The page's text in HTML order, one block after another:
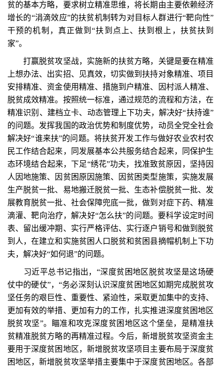
贫的基本方略，要求树立精准思维，将长期由主要依赖经济
增长的“涓滴效应”的扶贫机制转为对目标人群进行“靶向性”
干预的机制，真正做到“扶到点上、扶到根上，扶贫扶到
家”。
打赢脱贫攻坚战，实施新的扶贫方略，关键是要在精准
上想办法、出实招、见真效，切实做到扶持对象精准、项目
安排精准、资金使用精准、措施到户精准、因村派人精准、
脱贫成效精准。按照统一标准，通过规范的流程和方法，在
精准识别、建档立卡、动态管理上下功夫，解决好“扶持谁”
的问题。发挥我国的政治优势和制度优势，动员全党全社会
解决好“谁来扶”的问题。将扶贫开发工作与做好农业农村农
民工作结合起来，同发展基本公共服务结合起来，同保护生
态环境结合起来，下足“绣花”功夫，找准致贫原因，坚持因
人因地施策、因贫困原因施策、因贫困类型施策，实施发展
生产脱贫一批、易地搬迁脱贫一批、生态补偿脱贫一批、发
展教育脱贫一批、社会保障兜底一批，做到对症下药、精准
滴灌、靶向治疗，解决好“怎么扶”的问题。要科学设定时间
表、留出缓冲期、实行严格评估、实行逐户销号和做到脱贫
到人，在建立和实施贫困人口脱贫和贫困县摘帽机制上下功
夫，解决好“如何退”的问题。
习近平总书记指出，“深度贫困地区脱贫攻坚是这场硬
仗中的硬仗”，“务必深刻认识深度贫困地区如期完成脱贫攻
坚任务的艰巨性、重要性、紧迫性，采取更加集中的支持、
更加有效的举措、更加有力的工作，扎实推进深度贫困地区
脱贫攻坚”。瞄准和攻克深度贫困地区这个堡垒，是精准扶
贫精准脱贫方略的再精准过程。今后，新增脱贫攻坚资金主
要用于深度贫困地区，新增脱贫攻坚项目主要布局于深度贫
困地区，新增脱贫攻坚举措主要集中于深度贫困地区。各部